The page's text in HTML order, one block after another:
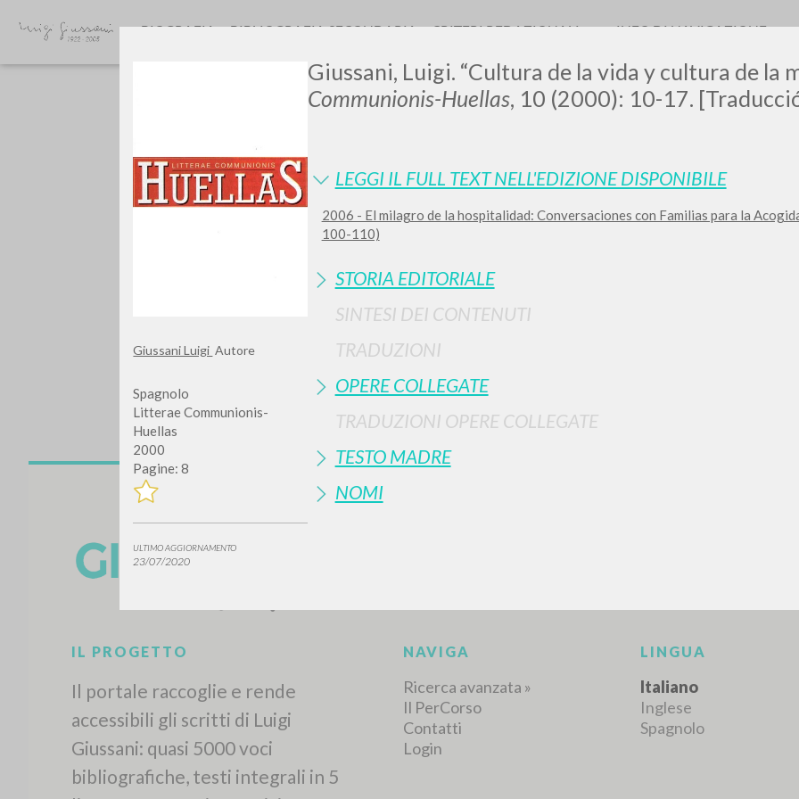
Giussani Luigi Autore
Spagnolo
Litterae Communionis-
Huellas
2000
Pagine: 8
ULTIMO AGGIORNAMENTO
23/07/2020
Giussani, Luigi. “Cultura de la vida y cultura de la
Communionis-Huellas, 10 (2000): 10-17.
LEGGI IL FULL TEXT NELL'EDIZIONE DISPONIBILE
2006 - El milagro de la hospitalidad: Conversaciones con Familias para la
100-110)
STORIA EDITORIALE
SINTESI DEI CONTENUTI
TRADUZIONI
OPERE COLLEGATE
TRADUZIONI OPERE COLLEGATE
TESTO MADRE
NOMI
BIOGRAFIA BIBLIOGRAFIA SECONDARIA CRITERI REDAZIONALI INFO DI NAVIGAZIONE
Vuoi risultati ancora più precisi? Utilizza laRICERCA
Visualizza dettagli per tipologia
IL PROGETTO
Il portale raccoglie e rende
NAVIGA LINGUA